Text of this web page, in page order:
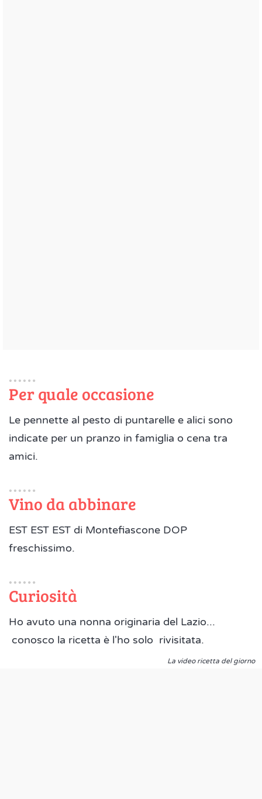
Per quale occasione
Le pennette al pesto di puntarelle e alici sono
indicate per un pranzo in famiglia o cena tra
amici.
Vino da abbinare
EST EST EST di Montefiascone DOP
freschissimo.
Curiosità
Ho avuto una nonna originaria del Lazio...
conosco la ricetta è l'ho solo rivisitata.
La video ricetta del giorno